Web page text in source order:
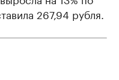
267,94 рубля.